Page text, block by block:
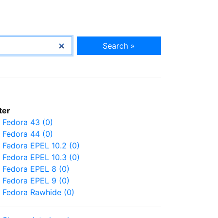
Search »
Fedora 43 (0)
Fedora 44 (0)
Fedora EPEL 10.2 (0)
Fedora EPEL 10.3 (0)
Fedora EPEL 8 (0)
Fedora EPEL 9 (0)
Fedora Rawhide (0)